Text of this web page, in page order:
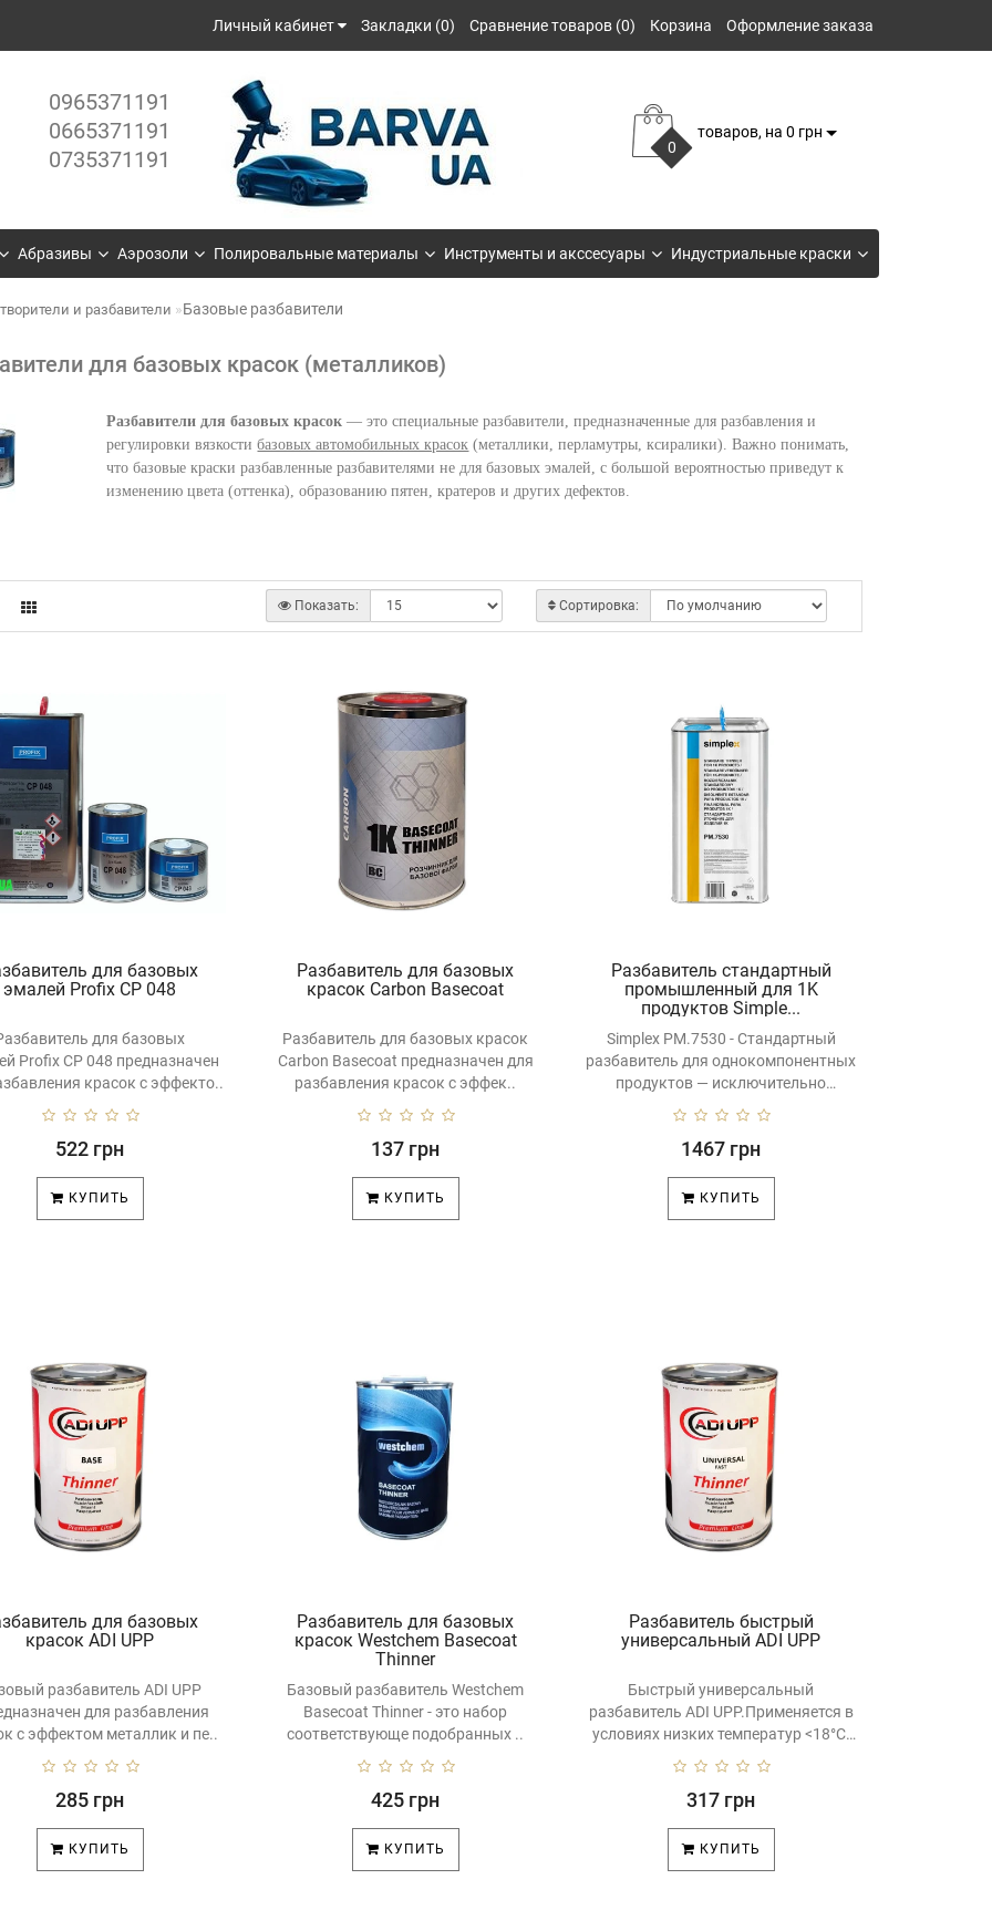
Личный кабинет Закладки (0) Сравнение товаров (0) Корзина Оформление заказа
0965371191
0665371191
0735371191
0
товаров, на 0 грн
Абразивы Аэрозоли Полировальные материалы Инструменты и акссесуары Индустриальные краски
и разбавители Базовые разбавители
для базовых красок (металликов)
Разбавители для базовых красок — это специальные разбавители, предназначенные для разбавления и
регулировки вязкостибазовых автомобильных красок (металлики, перламутры, ксиралики). Важно понимать,
что базовые краски разбавленные разбавителями не для базовых эмалей, с большой вероятностью приведут к
изменению цвета (оттенка), образованию пятен, кратеров и других дефектов.
Сортировка:
Показать:
для базовых
эмалей Profix CP 048
для базовых
Profix CP 048 предназначен
красок с эффекто..
522 грн
КУПИТЬ
Разбавитель для базовых
красок Carbon Basecoat
Разбавитель для базовых красок
Carbon Basecoat предназначен для
разбавления красок с эффек..
137 грн
КУПИТЬ
Разбавитель стандартный
промышленный для 1K
продуктов Simple...
Simplex PM.7530 - Стандартный
разбавитель для однокомпонентных
продуктов — исключительно
эффективный..
1467 грн
КУПИТЬ
для базовых
красок ADI UPP
разбавитель ADI UPP
для разбавления
с эффектом металлик и пе..
285 грн
КУПИТЬ
Разбавитель для базовых
красок Westchem Basecoat
Thinner
Базовый разбавитель Westchem
Basecoat Thinner - это набор
соответствующе подобранных ..
425 грн
КУПИТЬ
Разбавитель быстрый
универсальный ADI UPP
Быстрый универсальный
разбавитель ADI UPP.Применяется в
условиях низких температур <18°С,
также п..
317 грн
КУПИТЬ